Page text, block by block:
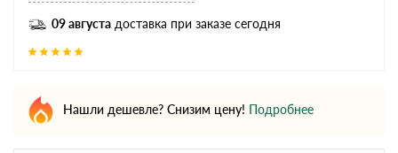
09 августа доставка при заказе сегодня
Нашли дешевле? Снизим цену! Подробнее